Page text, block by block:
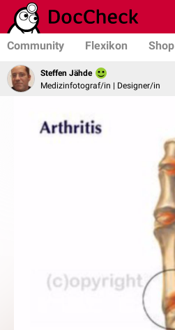
Community Flexikon Shop
Steffen Jähde
Medizinfotograf/in | Designer/in